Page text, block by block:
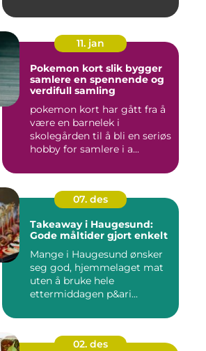
11. jan
Pokemon kort slik bygger
samlere en spennende og
verdifull samling
pokemon kort har gått fra å
være en barnelek i
skolegården til å bli en seriøs
hobby for samlere i a...
07. des
Takeaway i Haugesund:
Gode måltider gjort enkelt
Mange i Haugesund ønsker
seg god, hjemmelaget mat
uten å bruke hele
ettermiddagen p&ari...
02. des